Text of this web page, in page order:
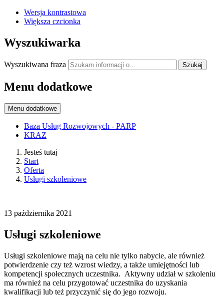
Wersja kontrastowa
Większa czcionka
Wyszukiwarka
Wyszukiwana fraza Szukaj
Menu dodatkowe
Menu dodatkowe
Baza Usług Rozwojowych - PARP
KRAZ
Jesteś tutaj
Start
Oferta
Usługi szkoleniowe
13 października 2021
Usługi szkoleniowe
Usługi szkoleniowe mają na celu nie tylko nabycie, ale również
potwierdzenie czy też wzrost wiedzy, a także umiejętności lub
kompetencji społecznych uczestnika. Aktywny udział w szkoleniu
ma również na celu przygotować uczestnika do uzyskania
kwalifikacji lub też przyczynić się do jego rozwoju.